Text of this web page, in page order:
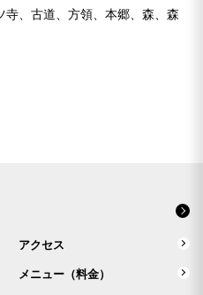
、古道、方領、本郷、森、森
アクセス
メニュー（料金）